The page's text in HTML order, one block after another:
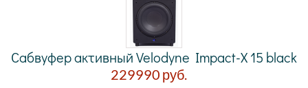
Сабвуфер активный Velodyne Impact-X 15 black
229990 руб.